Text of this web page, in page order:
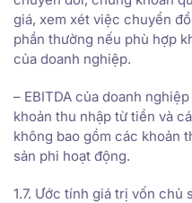
giá, xem xét việc chuyển
phần thường nếu phù hợp
của doanh nghiệp.
– EBITDA của doanh
khoản thu nhập từ tiền và
không bao gồm các khoản
sản phi hoạt động.
1.7. Ước tính giá trị vốn chủ